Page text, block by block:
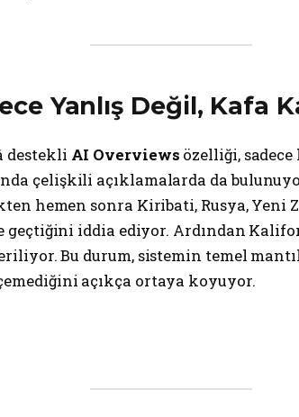
Yanlış Değil, Kafa
destekli AI Overviews özelliği,
çelişkili açıklamalarda da
hemen sonra Kiribati, Rusya,
geçtiğini iddia ediyor. Ardından
Bu durum, sistemin temel
açıkça ortaya koyuyor.